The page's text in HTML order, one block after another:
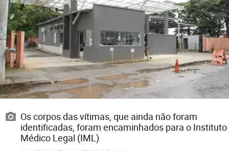
Os corpos das vítimas, que ainda não foram
identificadas, foram encaminhados para o Instituto
Médico Legal (IML)